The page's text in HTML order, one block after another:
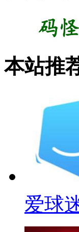
本站推
爱球